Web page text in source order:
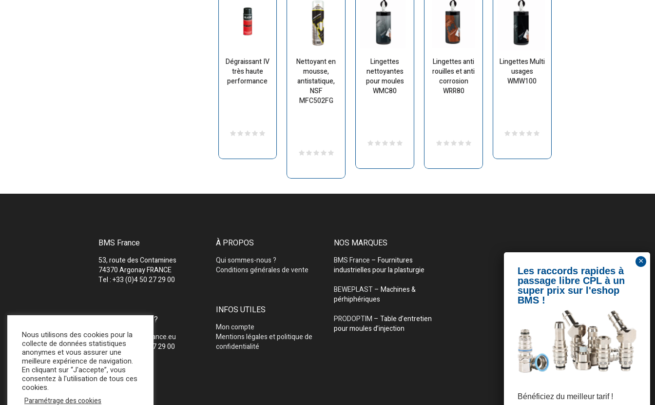
Dégraissant IV
très haute
performance
Nettoyant en
mousse,
antistatique,
NSF
MFC502FG
Lingettes
nettoyantes
pour moules
WMC80
Lingettes anti
rouilles et anti
corrosion
WRR80
Lingettes Multi
usages
WMW100
BMS France
53, route des Contamines
74370 Argonay FRANCE
Tel : +33 (0)4 50 27 29 00
UNE QUESTION ?
Mail :info@bmsfrance.eu
Tel : +33 (0)4 50 27 29 00
À PROPOS
Qui sommes-nous ?
Conditions générales de vente
INFOS UTILES
Mon compte
Mentions légales et politique de
confidentialité
NOS MARQUES
BMS France – Fournitures
industrielles pour la plasturgie
BEWEPLAST– Machines &
pérhiphériques
PRODOPTIM – Table d’entretien
pour moules d’injection
Nous utilisons des cookies pour la
collecte de données statistiques
anonymes et vous assurer une
meilleure expérience de navigation.
En cliquant sur “J'accepte”, vous
consentez à l'utilisation de tous ces
cookies.
Paramétrage des cookies
Bénéficiez du meilleur tarif !